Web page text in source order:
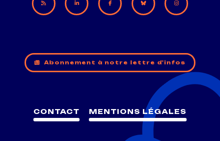
Abonnement à notre lettre d'infos
CONTACT MENTIONS LÉGALES